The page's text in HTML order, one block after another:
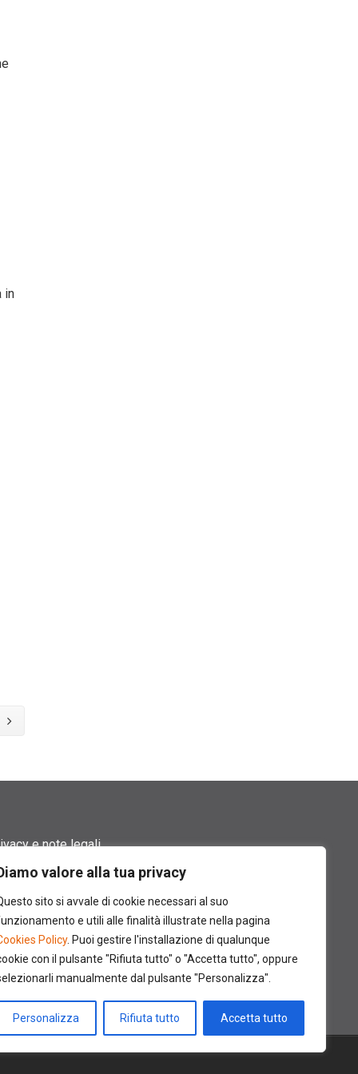
valore alla tua privacy
sito si avvale di cookie necessari al suo
e utili alle finalità illustrate nella pagina
Policy. Puoi gestire l'installazione di qualunque
con il pulsante "Rifiuta tutto" o "Accetta tutto", oppure
manualmente dal pulsante "Personalizza".
Personalizza Rifiuta tutto Accetta tutto
in
e note legali
di utilizzo
policy